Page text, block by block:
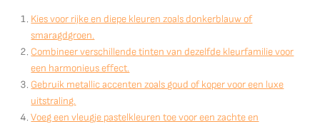
Kies voor rijke en diepe kleuren zoals donkerblauw of
smaragdgroen.
Combineer verschillende tinten van dezelfde kleurfamilie voor
een harmonieus effect.
Gebruik metallic accenten zoals goud of koper voor een luxe
uitstraling.
Voeg een vleugje pastelkleuren toe voor een zachte en